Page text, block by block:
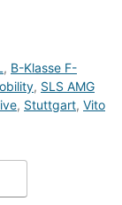
, B-Klasse F-
, SLS AMG
, Stuttgart, Vito